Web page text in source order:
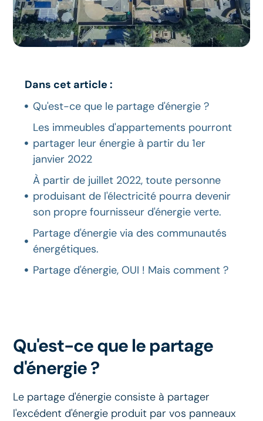
Dans cet article :
Qu'est-ce que le partage d'énergie ?
Les immeubles d'appartements pourront
partager leur énergie à partir du 1er
janvier 2022
À partir de juillet 2022, toute personne
produisant de l'électricité pourra devenir
son propre fournisseur d'énergie verte.
Partage d'énergie via des communautés
énergétiques.
Partage d'énergie, OUI ! Mais comment ?
Qu'est-ce que le partage
d'énergie ?
Le partage d'énergie consiste à partager
l'excédent d'énergie produit par vos panneaux